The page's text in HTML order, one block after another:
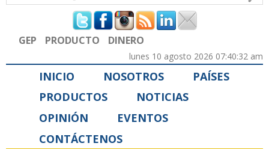
Formulario de búsqueda
GEP PRODUCTO DINERO
lunes 10 agosto 2026 07:40:32 am
INICIO NOSOTROS
PAÍSES
PRODUCTOS
NOTICIAS
OPINIÓN
EVENTOS
CONTÁCTENOS